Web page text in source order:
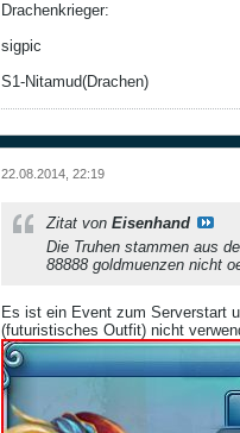
Drachenkrieger:
sigpic
S1-Nitamud(Drachen)
22.08.2014, 22:19
Zitat von Eisenhand
Die Truhen stammen aus
88888 goldmuenzen nicht
Es ist ein Event zum Serverstart
(futuristisches Outfit) nicht